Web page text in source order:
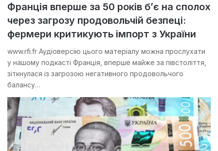
Франція вперше за 50 років б’є на сполох
через загрозу продовольчій безпеці:
фермери критикують імпорт з України
www.rfi.fr Аудіоверсію цього матеріалу можна прослухати
у нашому подкасті Франція, вперше майже за півстоліття,
зіткнулася із загрозою негативного продовольчого
балансу…